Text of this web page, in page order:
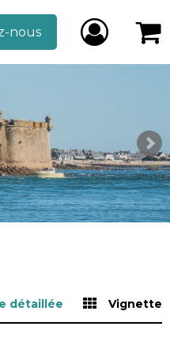
nous
détaillée Vignette